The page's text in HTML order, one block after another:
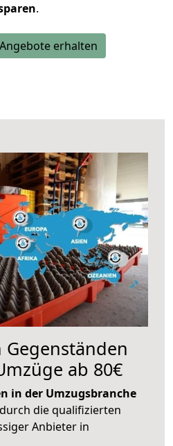
.
erhalten
ab 80€
in der Umzugsbranche
die qualifizierten
Anbieter in